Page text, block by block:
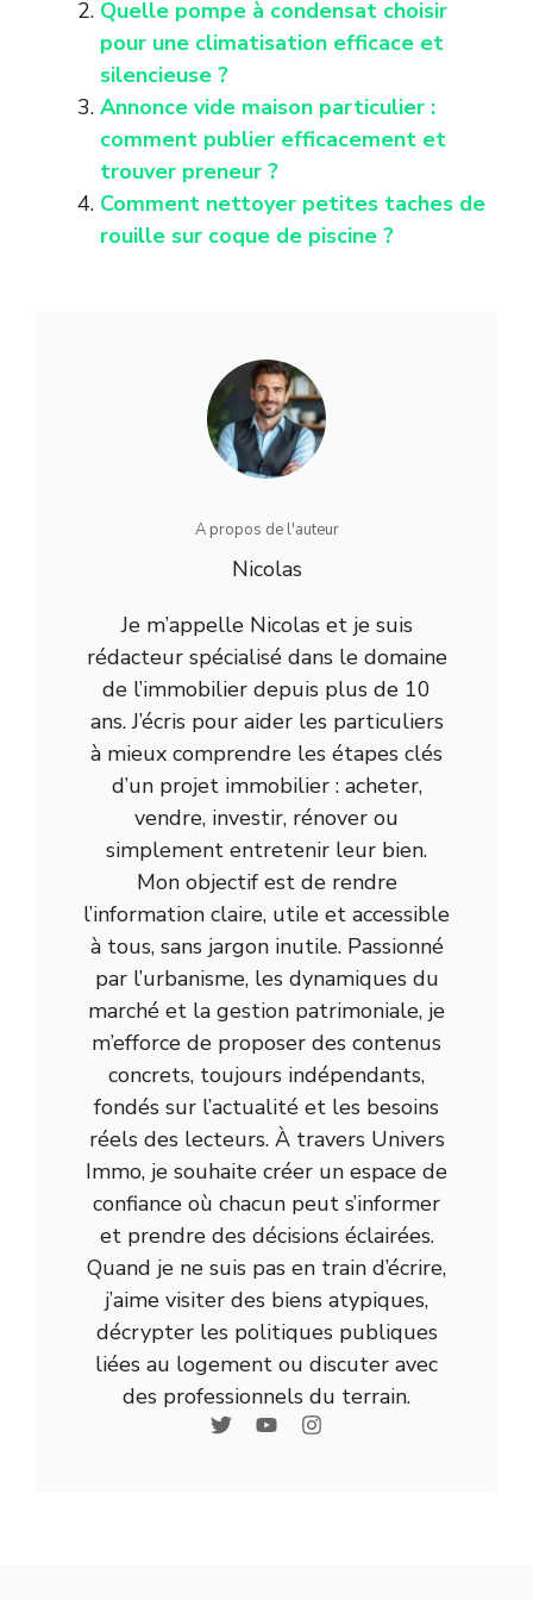
Quelle pompe à condensat choisir
pour une climatisation efficace et
silencieuse ?
Annonce vide maison particulier :
comment publier efficacement et
trouver preneur ?
Comment nettoyer petites taches de
rouille sur coque de piscine ?
A propos de l'auteur
Nicolas
Je m’appelle Nicolas et je suis
rédacteur spécialisé dans le domaine
de l’immobilier depuis plus de 10
ans. J’écris pour aider les particuliers
à mieux comprendre les étapes clés
d’un projet immobilier : acheter,
vendre, investir, rénover ou
simplement entretenir leur bien.
Mon objectif est de rendre
l’information claire, utile et accessible
à tous, sans jargon inutile. Passionné
par l’urbanisme, les dynamiques du
marché et la gestion patrimoniale, je
m’efforce de proposer des contenus
concrets, toujours indépendants,
fondés sur l’actualité et les besoins
réels des lecteurs. À travers Univers
Immo, je souhaite créer un espace de
confiance où chacun peut s’informer
et prendre des décisions éclairées.
Quand je ne suis pas en train d’écrire,
j’aime visiter des biens atypiques,
décrypter les politiques publiques
liées au logement ou discuter avec
des professionnels du terrain.